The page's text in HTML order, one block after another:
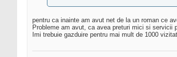
pentru ca inainte am avut net de la un roman ce
Probleme am avut, ca avea preturi mici si servicii
Imi trebuie gazduire pentru mai mult de 1000